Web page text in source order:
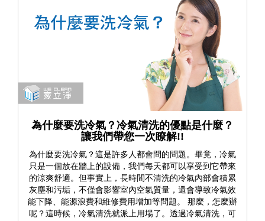
為什麼要洗冷氣？冷氣清洗的優點是什麼？
讓我們帶您一次瞭解!!
為什麼要洗冷氣？這是許多人都會問的問題。畢竟，冷氣
只是一個放在牆上的設備，我們每天都可以享受到它帶來
的涼爽舒適。但事實上，長時間不清洗的冷氣內部會積累
灰塵和污垢，不僅會影響室內空氣質量，還會導致冷氣效
能下降、能源浪費和維修費用增加等問題。 那麼，怎麼辦
呢？這時候，冷氣清洗就派上用場了。透過冷氣清洗，可